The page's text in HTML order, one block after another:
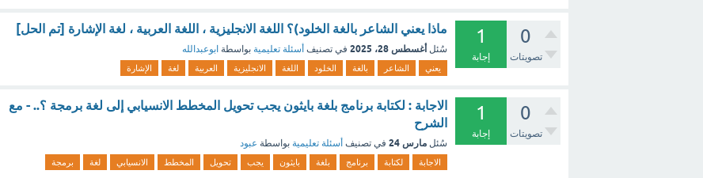
0
تصويتات
1
إجابة
ماذا يعني الشاعر بالغة الخلود)؟ اللغة الانجليزية ، اللغة العربية ، لغة الإشارة [تم الحل]
سُئل أغسطس 28، 2025 في تصنيف أسئلة تعليمية بواسطة ابوعبدالله
يعني الشاعر بالغة الخلود اللغة الانجليزية العربية لغة الإشارة
0
تصويتات
1
إجابة
الاجابة : لكتابة برنامج بلغة بايثون يجب تحويل المخطط الانسيابي إلى لغة برمجة ؟.. - مع
الشرح
سُئل مارس 24 في تصنيف أسئلة تعليمية بواسطة عبود
الاجابة لكتابة برنامج بلغة بايثون يجب تحويل المخطط الانسيابي لغة برمجة